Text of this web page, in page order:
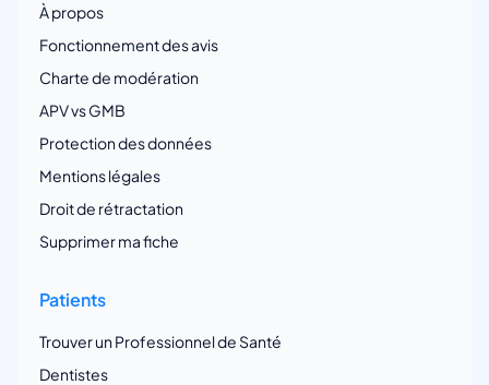
À propos
Fonctionnement des avis
Charte de modération
APV vs GMB
Protection des données
Mentions légales
Droit de rétractation
Supprimer ma fiche
Patients
Trouver un Professionnel de Santé
Dentistes